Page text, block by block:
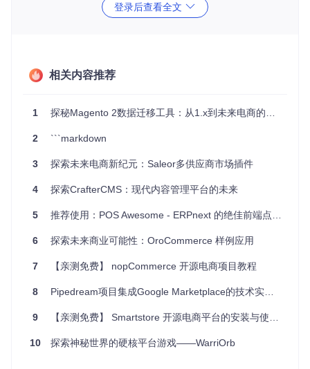
分类系统适合售卖从衣服到电子产品等各种类型的商品。优惠
券系统能帮助商家进行营销活动，提高顾客满意度。而愿望清
创建不同颜色和尺码的衣物产品，并关联至同一类别。
入购物车。
有项目。
扩展性：基于 Laravel 框架，可轻松扩展和定制化。
件。
指南和示例代码，让 Sectheater Marketplace 成为你电商项
便捷的在线交易体验！
登录后查看全文
相关内容推荐
1 探秘Magento 2数据迁移工具：从1.x到未来电商的无缝过渡
2 ```markdown
3 探索未来电商新纪元：Saleor多供应商市场插件
4 探索CrafterCMS：现代内容管理平台的未来
5 推荐使用：POS Awesome - ERPnext 的绝佳前端点选系统
6 探索未来商业可能性：OroCommerce 样例应用
7 【亲测免费】 nopCommerce 开源电商项目教程
8 Pipedream项目集成Google Marketplace的技术实现分析
9 【亲测免费】 Smartstore 开源电商平台的安装与使用教程
10 探索神秘世界的硬核平台游戏——WarriOrb